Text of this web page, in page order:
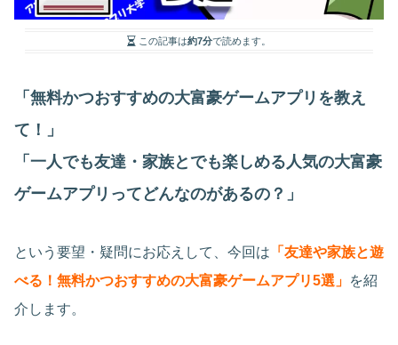
この記事は約7分で読めます。
「無料かつおすすめの大富豪ゲームアプリを教え
て！」
「一人でも友達・家族とでも楽しめる人気の大富豪
ゲームアプリってどんなのがあるの？」
という要望・疑問にお応えして、今回は 「友達や家族と遊
べる！無料かつおすすめの大富豪ゲームアプリ5選」 を紹
介します。